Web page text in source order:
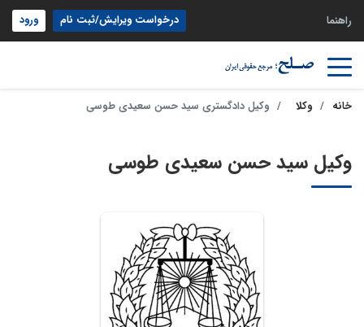
راهنما درخواست ویرایش/ثبت نام ورود
خانه وکلا وکیل دادگستری سید حسن سعیدی طوسی
وکیل سید حسن سعیدی طوسی